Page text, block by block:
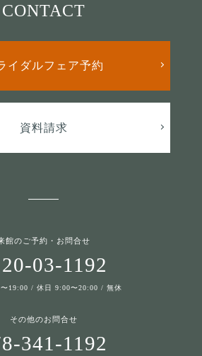
CONTACT
イダルフェア予約
資料請求
館のご予約・お問合せ
03-1192
19:00 / 休日 9:00〜20:00 / 無休
その他のお問合せ
341-1192